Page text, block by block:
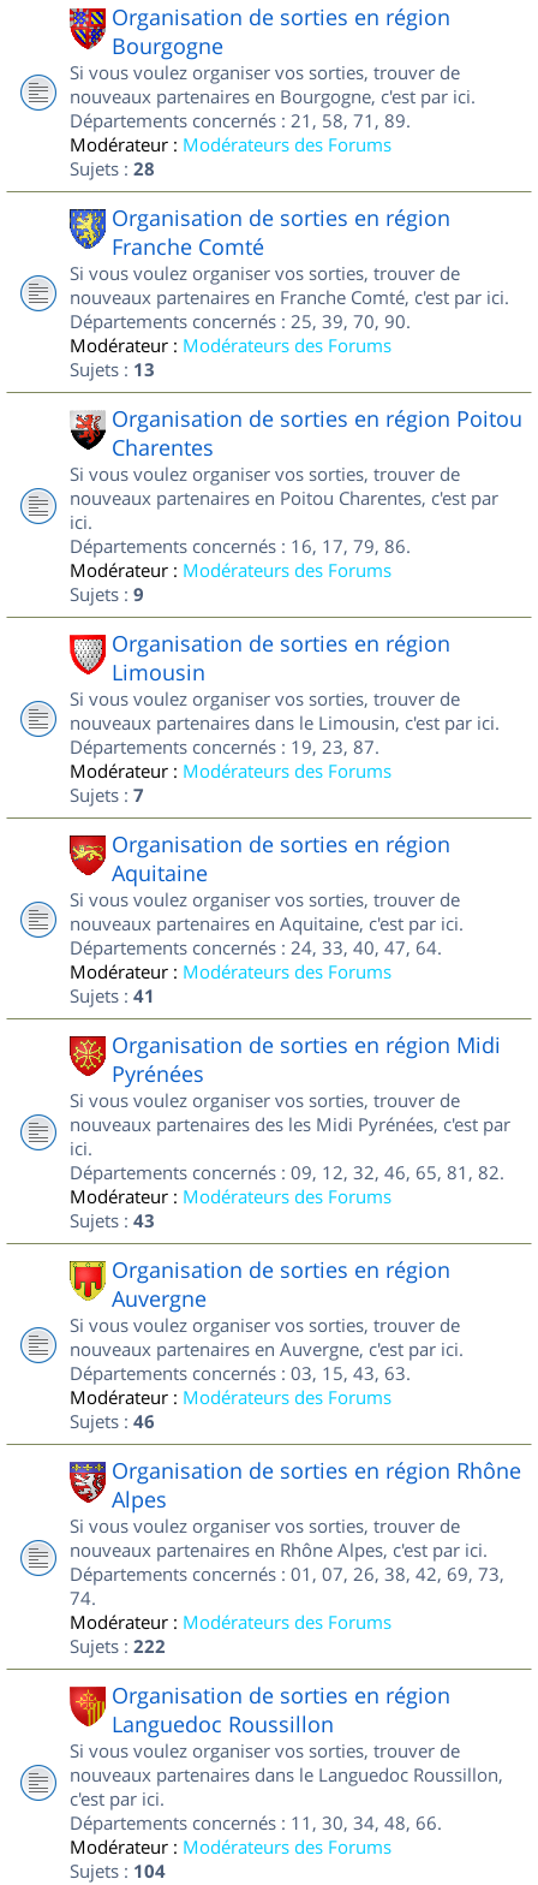
Organisation de sorties en région
Bourgogne
Si vous voulez organiser vos sorties, trouver de
nouveaux partenaires en Bourgogne, c'est par ici.
Départements concernés : 21, 58, 71, 89.
Modérateur : Modérateurs des Forums
Sujets : 28
Organisation de sorties en région
Franche Comté
Si vous voulez organiser vos sorties, trouver de
nouveaux partenaires en Franche Comté, c'est par ici.
Départements concernés : 25, 39, 70, 90.
Modérateur : Modérateurs des Forums
Sujets : 13
Organisation de sorties en région Poitou
Charentes
Si vous voulez organiser vos sorties, trouver de
nouveaux partenaires en Poitou Charentes, c'est par
ici.
Départements concernés : 16, 17, 79, 86.
Modérateur : Modérateurs des Forums
Sujets : 9
Organisation de sorties en région
Limousin
Si vous voulez organiser vos sorties, trouver de
nouveaux partenaires dans le Limousin, c'est par ici.
Départements concernés : 19, 23, 87.
Modérateur : Modérateurs des Forums
Sujets : 7
Organisation de sorties en région
Aquitaine
Si vous voulez organiser vos sorties, trouver de
nouveaux partenaires en Aquitaine, c'est par ici.
Départements concernés : 24, 33, 40, 47, 64.
Modérateur : Modérateurs des Forums
Sujets : 41
Organisation de sorties en région Midi
Pyrénées
Si vous voulez organiser vos sorties, trouver de
nouveaux partenaires des les Midi Pyrénées, c'est par
ici.
Départements concernés : 09, 12, 32, 46, 65, 81, 82.
Modérateur : Modérateurs des Forums
Sujets : 43
Organisation de sorties en région
Auvergne
Si vous voulez organiser vos sorties, trouver de
nouveaux partenaires en Auvergne, c'est par ici.
Départements concernés : 03, 15, 43, 63.
Modérateur : Modérateurs des Forums
Sujets : 46
Organisation de sorties en région Rhône
Alpes
Si vous voulez organiser vos sorties, trouver de
nouveaux partenaires en Rhône Alpes, c'est par ici.
Départements concernés : 01, 07, 26, 38, 42, 69, 73,
74.
Modérateur : Modérateurs des Forums
Sujets : 222
Organisation de sorties en région
Languedoc Roussillon
Si vous voulez organiser vos sorties, trouver de
nouveaux partenaires dans le Languedoc Roussillon,
c'est par ici.
Départements concernés : 11, 30, 34, 48, 66.
Modérateur : Modérateurs des Forums
Sujets : 104